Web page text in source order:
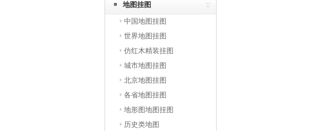
地图挂图
中国地图挂图
世界地图挂图
仿红木精装挂图
城市地图挂图
北京地图挂图
各省地图挂图
地形图地图挂图
历史类地图